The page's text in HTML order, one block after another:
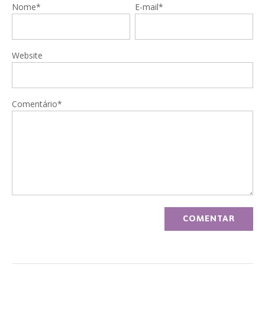
Nome* E-mail*
Website
Comentário*